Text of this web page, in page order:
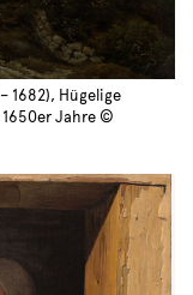
1682), Hügelige
Jahre ©